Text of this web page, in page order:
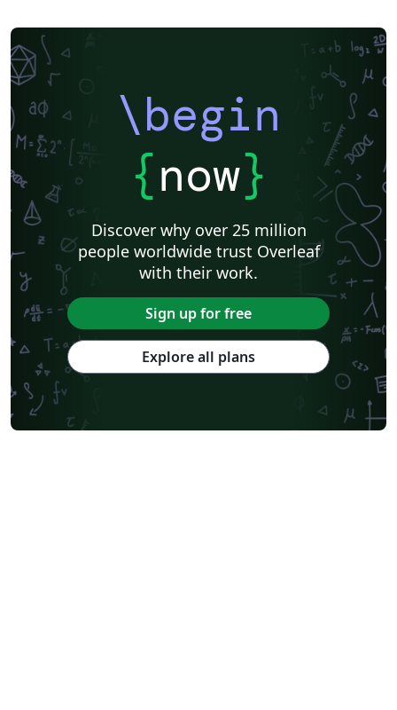
\begin
{now}
Discover why over 25 million
people worldwide trust Overleaf
with their work.
Sign up for free
Explore all plans